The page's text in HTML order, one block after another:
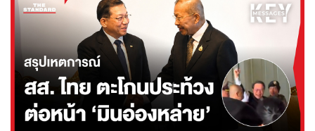
และจากการศึกษาในห้องปฏิบัติการกับหนู ชี้ว่า อนุภาคดัง
กล่าวก่อให้เกิดการเปลี่ยนแปลงในยีน EGFR เช่นเดียวกันกับ
ยีนอีกชนิดหนึ่งอย่างยีน KRAS ซึ่งทั้งสองยีนมีความเกี่ยวพัน
กับการเกิดโรคมะเร็งปอด
ทีมวิจัยยังเผยอีกว่า แม้ว่าด้วยตัวยีนเองอาจจะไม่มีความ
สามารถมากพอในการกระตุ้นให้เกิดโรคมะเร็ง หากแต่เมื่อ